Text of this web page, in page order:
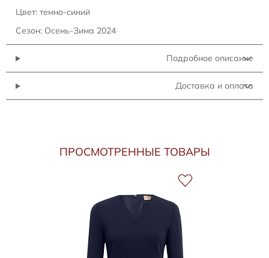
Цвет: темно-синий
Сезон: Осень-Зима 2024
Подробное описание
Доставка и оплата
ПРОСМОТРЕННЫЕ ТОВАРЫ